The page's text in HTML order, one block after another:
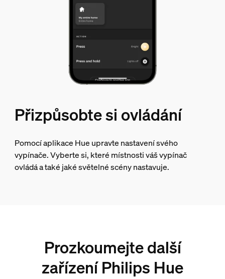
Přizpůsobte si ovládání
Pomocí aplikace Hue upravte nastavení svého
vypínače. Vyberte si, které místnosti váš vypínač
ovládá a také jaké světelné scény nastavuje.
Prozkoumejte další
zařízení Philips Hue